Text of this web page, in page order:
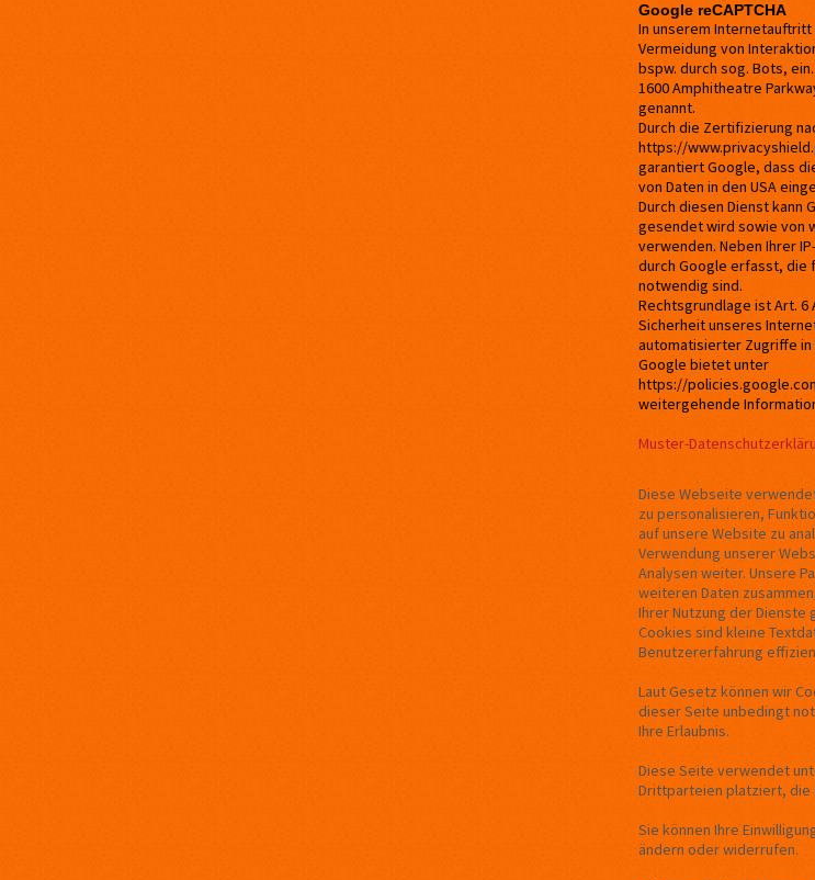
Google reCAPTCHA
In unserem Internetauftritt
Vermeidung von
bspw. durch sog. Bots,
1600 Amphitheatre
genannt.
Durch die Zertifizierung
https://
garantiert Google, dass
von Daten in den USA
Durch diesen Dienst kann
gesendet wird sowie von
verwenden. Neben Ihrer
durch Google erfasst, die
notwendig sind.
Rechtsgrundlage ist Art. 6
Sicherheit unseres
automatisierter Zugriffe in
Google bietet unter
https://
weitergehende
Muster-
Diese Webseite
zu personalisieren,
auf unsere Website zu
Verwendung unserer
Analysen weiter. Unsere
weiteren Daten
Ihrer Nutzung der Dienste
Cookies sind kleine
Benutzererfahrung
Laut Gesetz können wir
dieser Seite unbedingt
Ihre Erlaubnis.
Diese Seite verwendet
Drittparteien platziert, die
Sie können Ihre
ändern oder widerrufen.